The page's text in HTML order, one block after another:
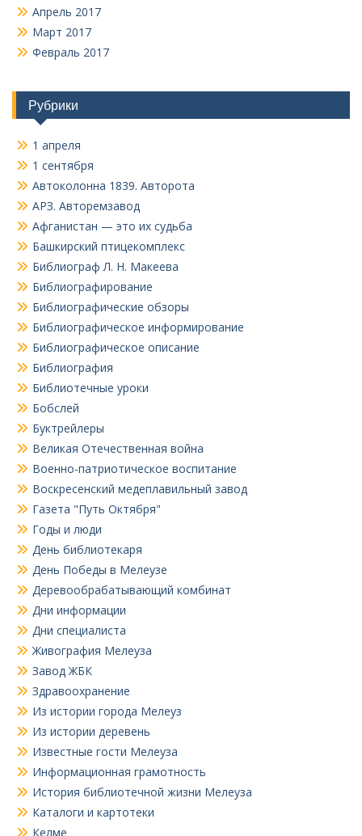
Апрель 2017
Март 2017
Февраль 2017
Рубрики
1 апреля
1 сентября
Автоколонна 1839. Авторота
АРЗ. Авторемзавод
Афганистан — это их судьба
Башкирский птицекомплекс
Библиограф Л. Н. Макеева
Библиографирование
Библиографические обзоры
Библиографическое информирование
Библиографическое описание
Библиография
Библиотечные уроки
Бобслей
Буктрейлеры
Великая Отечественная война
Военно-патриотическое воспитание
Воскресенский медеплавильный завод
Газета "Путь Октября"
Годы и люди
День библиотекаря
День Победы в Мелеузе
Деревообрабатывающий комбинат
Дни информации
Дни специалиста
Живография Мелеуза
Завод ЖБК
Здравоохранение
Из истории города Мелеуз
Из истории деревень
Известные гости Мелеуза
Информационная грамотность
История библиотечной жизни Мелеуза
Каталоги и картотеки
Келме